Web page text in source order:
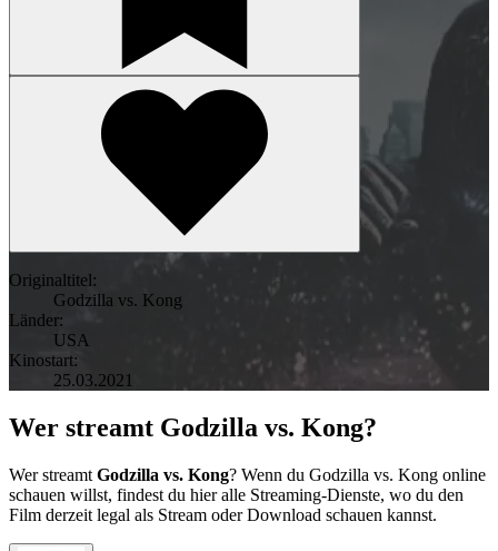
Originaltitel:
Godzilla vs. Kong
Länder:
USA
Kinostart:
25.03.2021
Wer streamt Godzilla vs. Kong?
Wer streamt Godzilla vs. Kong? Wenn du Godzilla vs. Kong online
schauen willst, findest du hier alle Streaming-Dienste, wo du den
Film derzeit legal als Stream oder Download schauen kannst.